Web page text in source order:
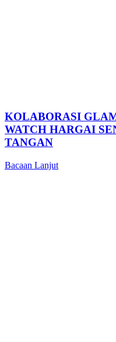
KOLABORASI
WATCH HARGAI
TANGAN
Bacaan Lanjut